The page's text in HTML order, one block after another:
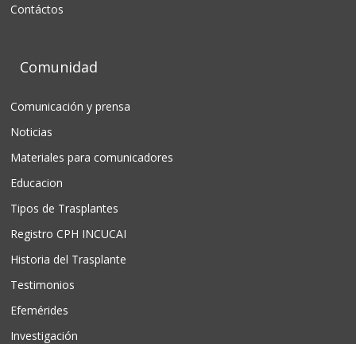
Contáctos
Comunidad
Comunicación y prensa
Noticias
Materiales para comunicadores
Educacion
Tipos de Trasplantes
Registro CPH INCUCAI
Historia del Trasplante
Testimonios
Efemérides
Investigación